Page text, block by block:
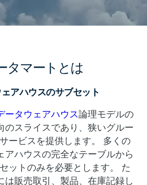
タマートとは
アハウスのサブセット
ータウェアハウス論理モデルの
のスライスであり、狭いグルー
ービスを提供します。 多くの
アハウスの完全なテーブルから
ットのみを必要とします。 た
は販売取引、製品、在庫記録し